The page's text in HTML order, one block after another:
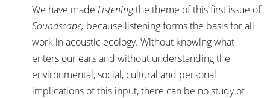
We have made Listeningthe theme of this first issue of
Soundscape, because listening forms the basis for all
work in acoustic ecology. Without knowing what
enters our ears and without understanding the
environmental, social, cultural and personal
implications of this input, there can be no study of